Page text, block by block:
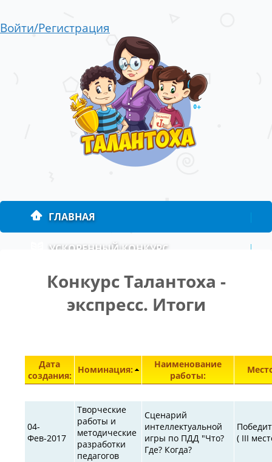
Войти/Регистрация
ГЛАВНАЯ |
УСКОРЕННЫЙ КОНКУРС |
ПРАВИЛА | | КОНТАКТЫ
Конкурс Талантоха -
экспресс. Итоги
Дата
создания:
Номинация:
Наименование
работы:
04-
Фев-2017
Творческие
работы и
методические
разработки
педагогов
Сценарий
интеллектуальной
игры по ПДД "Что?
Где? Когда?
( III